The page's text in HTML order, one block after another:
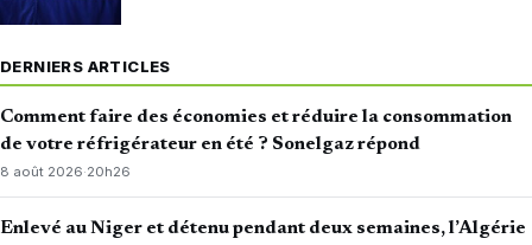
DERNIERS ARTICLES
Comment faire des économies et réduire la consommation
de votre réfrigérateur en été ? Sonelgaz répond
8 août 2026·20h26
Enlevé au Niger et détenu pendant deux semaines, l’Algérie